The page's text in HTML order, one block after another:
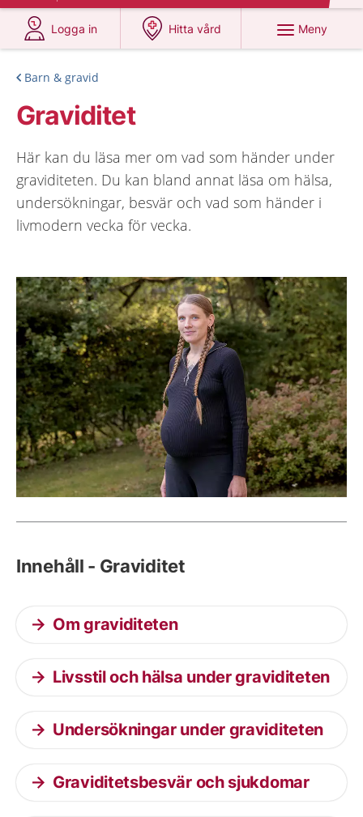
Logga in
på 1177.se
Hitta vård
på 1177.se
Meny
Barn & gravid
Graviditet
Här kan du läsa mer om vad som händer under
graviditeten. Du kan bland annat läsa om hälsa,
undersökningar, besvär och vad som händer i
livmodern vecka för vecka.
Innehåll - Graviditet
Om graviditeten
Livsstil och hälsa under graviditeten
Undersökningar under graviditeten
Graviditetsbesvär och sjukdomar